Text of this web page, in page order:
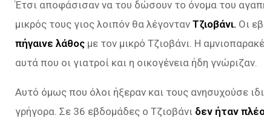
Έτσι αποφάσισαν να του δώσουν το όνομα του
μικρός τους γιος λοιπόν θα λέγονταν Τζιοβάνι. Οι
πήγαινε λάθος με τον μικρό Τζιοβάνι. Η
αυτά που οι γιατροί και η οικογένεια ήδη γνώριζαν.
Αυτό όμως που όλοι ήξεραν και τους ανησυχούσε
γρήγορα. Σε 36 εβδομάδες ο Τζιοβάνι δεν ήταν